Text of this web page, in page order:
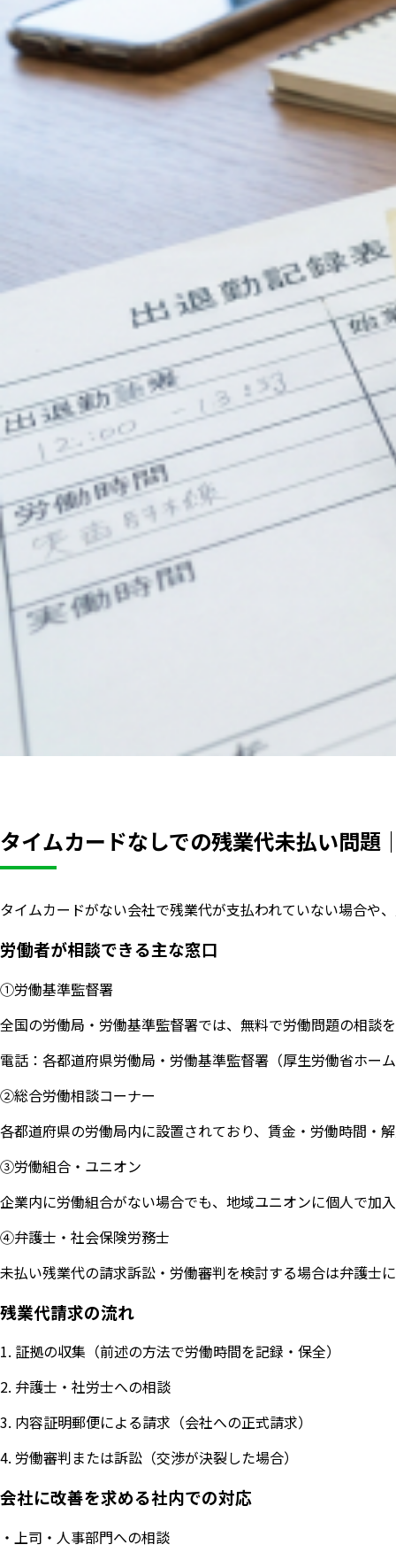
タイムカードなしでの残業代未払い問題
タイムカードがない会社で残業代が支払われていない場合や
労働者が相談できる主な窓口
①労働基準監督署
全国の労働局・労働基準監督署では、無料で労働問題の相談
電話：各都道府県労働局・労働基準監督署（厚生労働省ホー
②総合労働相談コーナー
各都道府県の労働局内に設置されており、賃金・労働時間・
③労働組合・ユニオン
企業内に労働組合がない場合でも、地域ユニオンに個人で加
④弁護士・社会保険労務士
未払い残業代の請求訴訟・労働審判を検討する場合は弁護士
残業代請求の流れ
1. 証拠の収集（前述の方法で労働時間を記録・保全）
2. 弁護士・社労士への相談
3. 内容証明郵便による請求（会社への正式請求）
4. 労働審判または訴訟（交渉が決裂した場合）
会社に改善を求める社内での対応
・上司・人事部門への相談